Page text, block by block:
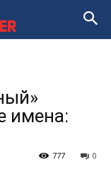
имена:
0
777